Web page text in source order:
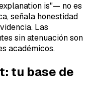
is"— no es
señala honestidad
Las
sin atenuación son
académicos.
tu base de